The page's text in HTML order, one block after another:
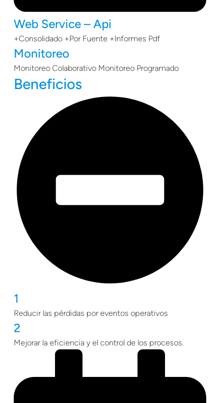
Web Service – Api
+Consolidado +Por Fuente +Informes Pdf
Monitoreo
Monitoreo Colaborativo Monitoreo Programado
Beneficios
1
Reducir las pérdidas por eventos operativos
2
Mejorar la eficiencia y el control de los procesos.